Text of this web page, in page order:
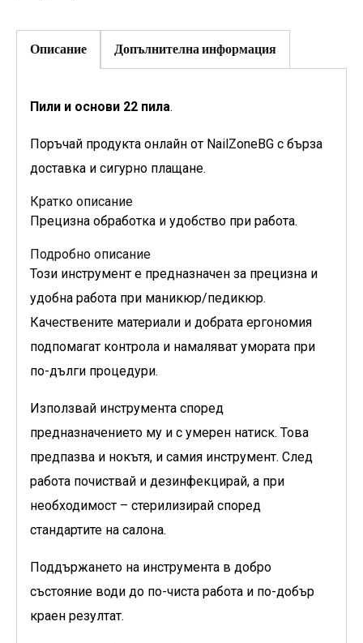
Описание Допълнителна информация
Пили и основи 22 пила.
Поръчай продукта онлайн от NailZoneBG с бърза
доставка и сигурно плащане.
Кратко описание
Прецизна обработка и удобство при работа.
Подробно описание
Този инструмент е предназначен за прецизна и
удобна работа при маникюр/педикюр.
Качествените материали и добрата ергономия
подпомагат контрола и намаляват умората при
по-дълги процедури.
Използвай инструмента според
предназначението му и с умерен натиск. Това
предпазва и нокътя, и самия инструмент. След
работа почиствай и дезинфекцирай, а при
необходимост – стерилизирай според
стандартите на салона.
Поддържането на инструмента в добро
състояние води до по-чиста работа и по-добър
краен резултат.